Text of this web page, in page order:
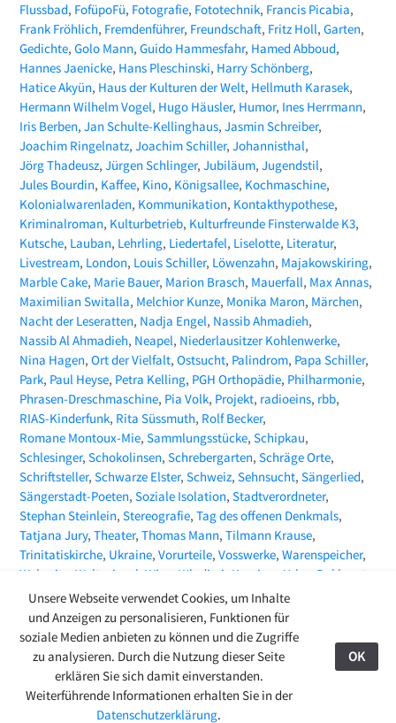
Flussbad FofüpoFü Fotografie Fototechnik Francis Picabia
Frank Fröhlich Fremdenführer Freundschaft Fritz Holl Garten
Gedichte Golo Mann Guido Hammesfahr Hamed Abboud
Hannes Jaenicke Hans Pleschinski Harry Schönberg
Hatice Akyün Haus der Kulturen der Welt Hellmuth Karasek
Hermann Wilhelm Vogel Hugo Häusler Humor Ines Herrmann
Iris Berben Jan Schulte-Kellinghaus Jasmin Schreiber
Joachim Ringelnatz Joachim Schiller Johannisthal
Jörg Thadeusz Jürgen Schlinger Jubiläum Jugendstil
Jules Bourdin Kaffee Kino Königsallee Kochmaschine
Kolonialwarenladen Kommunikation Kontakthypothese
Kriminalroman Kulturbetrieb Kulturfreunde Finsterwalde K3
Kutsche Lauban Lehrling Liedertafel Liselotte Literatur
Livestream London Louis Schiller Löwenzahn Majakowskiring
Marble Cake Marie Bauer Marion Brasch Mauerfall Max Annas
Maximilian Switalla Melchior Kunze Monika Maron Märchen
Nacht der Leseratten Nadja Engel Nassib Ahmadieh
Nassib Al Ahmadieh Neapel Niederlausitzer Kohlenwerke
Nina Hagen Ort der Vielfalt Ostsucht Palindrom Papa Schiller
Park Paul Heyse Petra Kelling PGH Orthopädie Philharmonie
Phrasen-Dreschmaschine Pia Volk Projekt radioeins rbb
RIAS-Kinderfunk Rita Süssmuth Rolf Becker
Romane Montoux-Mie Sammlungsstücke Schipkau
Schlesinger Schokolinsen Schrebergarten Schräge Orte
Schriftsteller Schwarze Elster Schweiz Sehnsucht Sängerlied
Sängerstadt-Poeten Soziale Isolation Stadtverordneter
Stephan Steinlein Stereografie Tag des offenen Denkmals
Tatjana Jury Theater Thomas Mann Tilmann Krause
Trinitatiskirche Ukraine Vorurteile Vosswerke Warenspeicher
Webseite
Weltspiegel Wien Wladimir Kaminer
Yehor Bakhmut
ZEITMAGAZIN Zeitungsartikel Zoë Beck
27.08.24
© 2009-2026 Ring-Café Finsterwalde Kontakt
Stadtgespräche
Unsere Webseite verwendet Cookies, um Inhalte
und Anzeigen zu personalisieren, Funktionen für
soziale Medien anbieten zu können und die Zugriffe
zu analysieren. Durch die Nutzung dieser Seite
erklären Sie sich damit einverstanden.
Weiterführende Informationen erhalten Sie in der
Datenschutzerklärung.
OK